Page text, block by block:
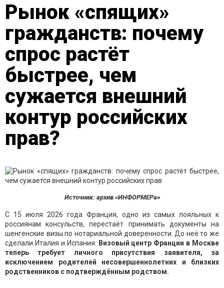
Рынок «спящих»
гражданств: почему
спрос растёт
быстрее, чем
сужается внешний
контур российских
прав?
Источник: архив «ИНФОРМЕРа»
С 15 июля 2026 года Франция, одно из самых лояльных к
россиянам консульств, перестаёт принимать документы на
шенгенские визы по нотариальной доверенности. До неё то же
сделали Италия и Испания.
Визовый центр Франции в Москве
теперь требует личного присутствия заявителя, за
исключением родителей несовершеннолетних и близких
родственников с подтверждённым родством.